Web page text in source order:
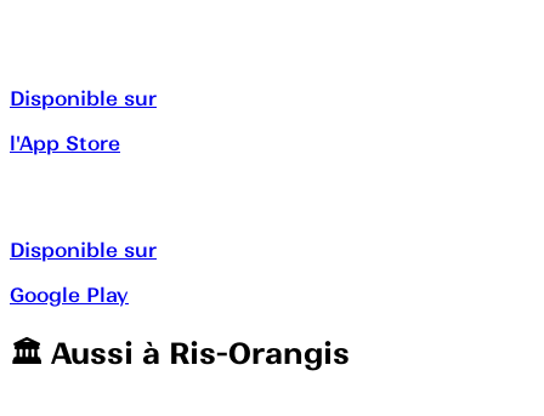
Disponible sur
l'App Store
Disponible sur
Google Play
🏛️️ Aussi à Ris-Orangis